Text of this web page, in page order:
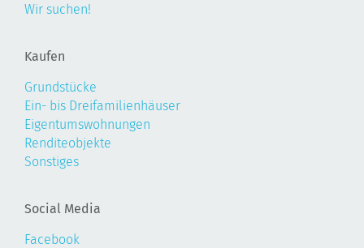
Wir suchen!
Kaufen
Grundstücke
Ein- bis Dreifamilienhäuser
Eigentumswohnungen
Renditeobjekte
Sonstiges
Social Media
Facebook